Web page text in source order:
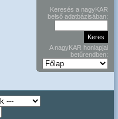
Keresés a nagyKAR
belső adatbázisában:
A nagyKAR honlapjai
betűrendben: